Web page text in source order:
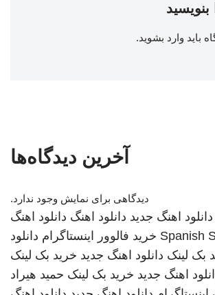
بنویسید
باید وارد بشوید.
آخرین دیدگاه‌ها
دیدگاهی برای نمایش وجود ندارد.
دانلود اهنگ جدید دانلود اهنگ دانلود اهنگ
Spanish خرید فالوور اینستاگرام دانلود
بک لینک دانلود اهنگ جدید خرید بک لینک
اهنگ جدید خرید بک لینک حمید هیراد